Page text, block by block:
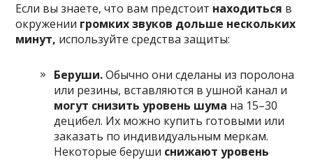
Если вы знаете, что вам предстоит находиться в
окружении громких звуков дольше нескольких
минут, используйте средства защиты:
Беруши.Обычно они сделаны из поролона
или резины, вставляются в ушной канал и
могут снизить уровень шума на 15–30
децибел. Их можно купить готовыми или
заказать по индивидуальным меркам.
Некоторые беруши снижают уровень